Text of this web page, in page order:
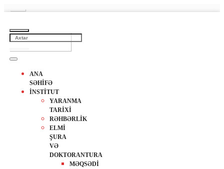
ANA
SƏHİFƏ
İNSTİTUT
YARANMA
TARİXİ
RƏHBƏRLİK
ELMİ
ŞURA
VƏ
DOKTORANTURA
MƏQSƏDİ